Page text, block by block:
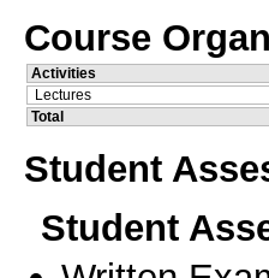
Course
Activities
Lectures
Total
Student
Student